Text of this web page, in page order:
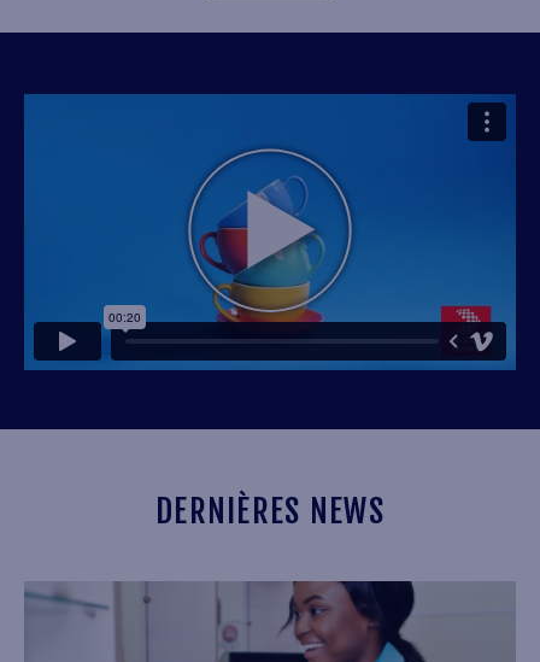
DERNIÈRES NEWS